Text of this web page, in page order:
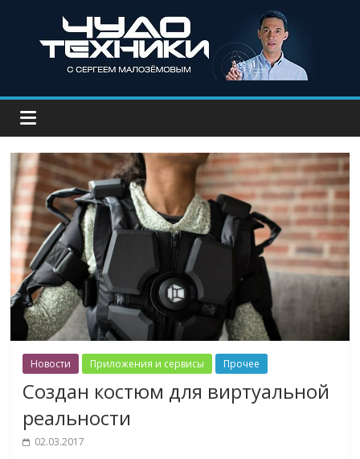
Новости Приложения и сервисы Прочее
Создан костюм для виртуальной
реальности
02.03.2017